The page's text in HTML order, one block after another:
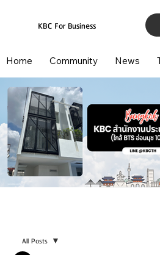
KBC For Business
Home Community News
All Posts